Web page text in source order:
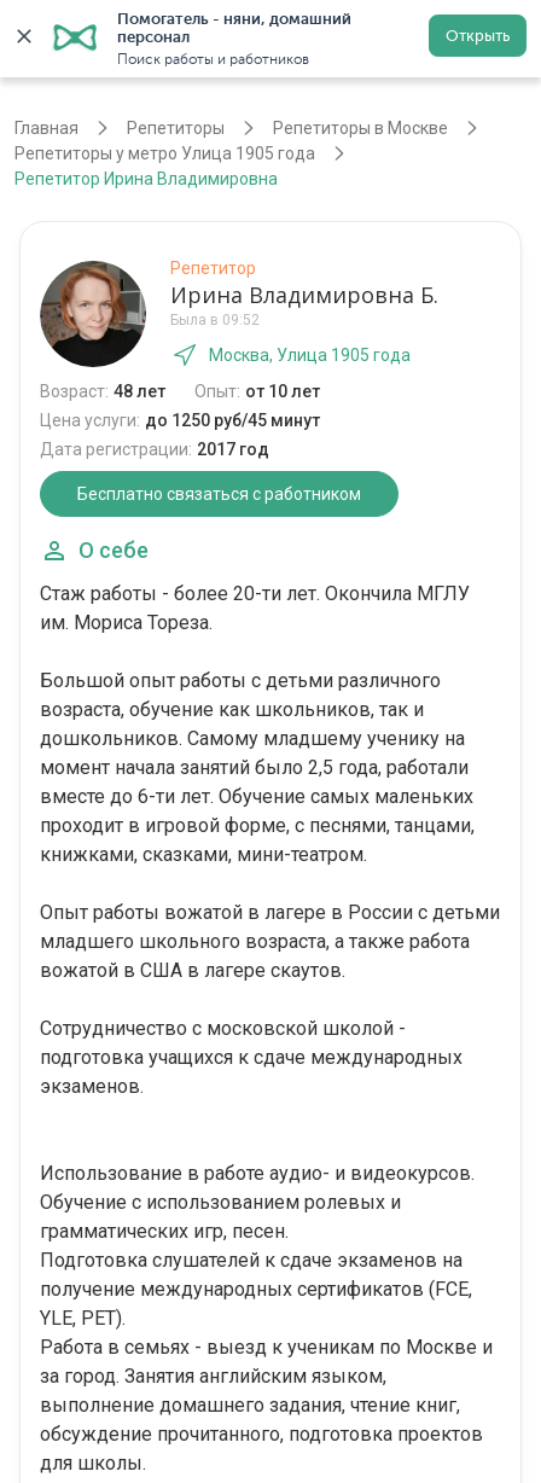
Помогатель - няни, домашний
персонал
Поиск работы и работников
Открыть
Регистрация
Главная Репетиторы
Репетиторы в Москве
Репетиторы у метро Улица 1905 года
Репетитор Ирина Владимировна
Репетитор
Ирина Владимировна Б.
Была в 09:52
Москва, Улица 1905 года
Возраст: 48 лет Опыт: от 10 лет
Цена услуги: до 1250 руб/45 минут
Дата регистрации: 2017 год
Бесплатно связаться с работником
О себе
Стаж работы - более 20-ти лет. Окончила МГЛУ
им. Мориса Тореза.
Большой опыт работы с детьми различного
возраста, обучение как школьников, так и
дошкольников. Самому младшему ученику на
момент начала занятий было 2,5 года, работали
вместе до 6-ти лет. Обучение самых маленьких
проходит в игровой форме, с песнями, танцами,
книжками, сказками, мини-театром.
Опыт работы вожатой в лагере в России с детьми
младшего школьного возраста, а также работа
вожатой в США в лагере скаутов.
Сотрудничество с московской школой -
подготовка учащихся к сдаче международных
экзаменов.
Использование в работе аудио- и видеокурсов.
Обучение с использованием ролевых и
грамматических игр, песен.
Подготовка слушателей к сдаче экзаменов на
получение международных сертификатов (FCE,
YLE, PET).
Работа в семьях - выезд к ученикам по Москве и
за город. Занятия английским языком,
выполнение домашнего задания, чтение книг,
обсуждение прочитанного, подготовка проектов
для школы.